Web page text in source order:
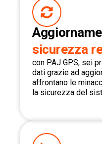
sicurezza
con PAJ GPS, sei
dati grazie ad
affrontano le
la sicurezza del